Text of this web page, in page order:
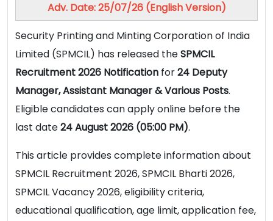
Adv. Date: 25/07/26 (English Version)
Security Printing and Minting Corporation of India
Limited (SPMCIL) has released theSPMCIL
Recruitment 2026 Notification for24 Deputy
Manager, Assistant Manager & Various Posts.
Eligible candidates can apply online before the
last date24 August 2026 (05:00 PM).
This article provides complete information about
SPMCIL Recruitment 2026, SPMCIL Bharti 2026,
SPMCIL Vacancy 2026, eligibility criteria,
educational qualification, age limit, application fee,